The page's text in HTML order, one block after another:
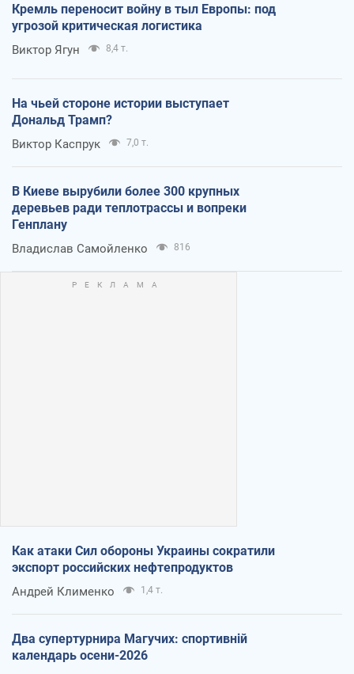
Кремль переносит войну в тыл Европы: под
угрозой критическая логистика
Виктор Ягун 8,4 т.
На чьей стороне истории выступает
Дональд Трамп?
Виктор Каспрук 7,0 т.
В Киеве вырубили более 300 крупных
деревьев ради теплотрассы и вопреки
Генплану
Владислав Самойленко 816
Как атаки Сил обороны Украины сократили
экспорт российских нефтепродуктов
Андрей Клименко 1,4 т.
Два супертурнира Магучих: спортивній
календарь осени-2026